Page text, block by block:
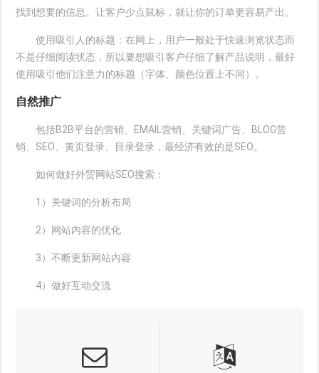
找到想要的信息。让客户少点鼠标，就让你的订单更容易产出。
使用吸引人的标题：在网上，用户一般处于快速浏览状态而
不是仔细阅读状态，所以要想吸引客户仔细了解产品说明，最好
使用吸引他们注意力的标题（字体、颜色位置上不同）。
自然推广
包括B2B平台的营销、EMAIL营销、关键词广告、BLOG营
销、SEO、黄页登录、目录登录，最经济有效的是SEO。
如何做好外贸网站SEO搜索：
1）关键词的分析布局
2）网站内容的优化
3）不断更新网站内容
4）做好互动交流